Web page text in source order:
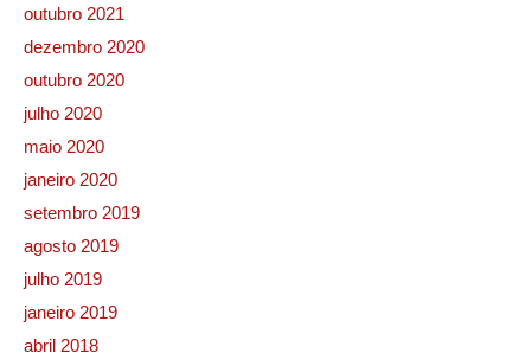
outubro 2021
dezembro 2020
outubro 2020
julho 2020
maio 2020
janeiro 2020
setembro 2019
agosto 2019
julho 2019
janeiro 2019
abril 2018